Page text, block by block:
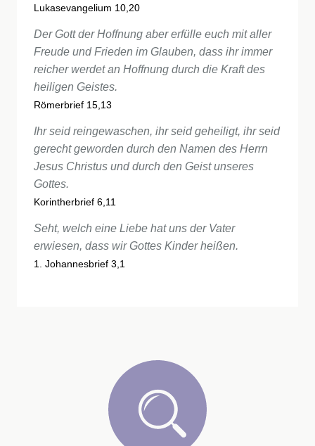
Lukasevangelium 10,20
Der Gott der Hoffnung aber erfülle euch mit aller
Freude und Frieden im Glauben, dass ihr immer
reicher werdet an Hoffnung durch die Kraft des
heiligen Geistes.
Römerbrief 15,13
Ihr seid reingewaschen, ihr seid geheiligt, ihr seid
gerecht geworden durch den Namen des Herrn
Jesus Christus und durch den Geist unseres
Gottes.
Korintherbrief 6,11
Seht, welch eine Liebe hat uns der Vater
erwiesen, dass wir Gottes Kinder heißen.
1. Johannesbrief 3,1